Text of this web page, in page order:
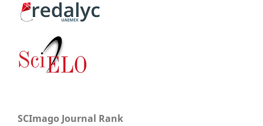
SCImago Journal Rank